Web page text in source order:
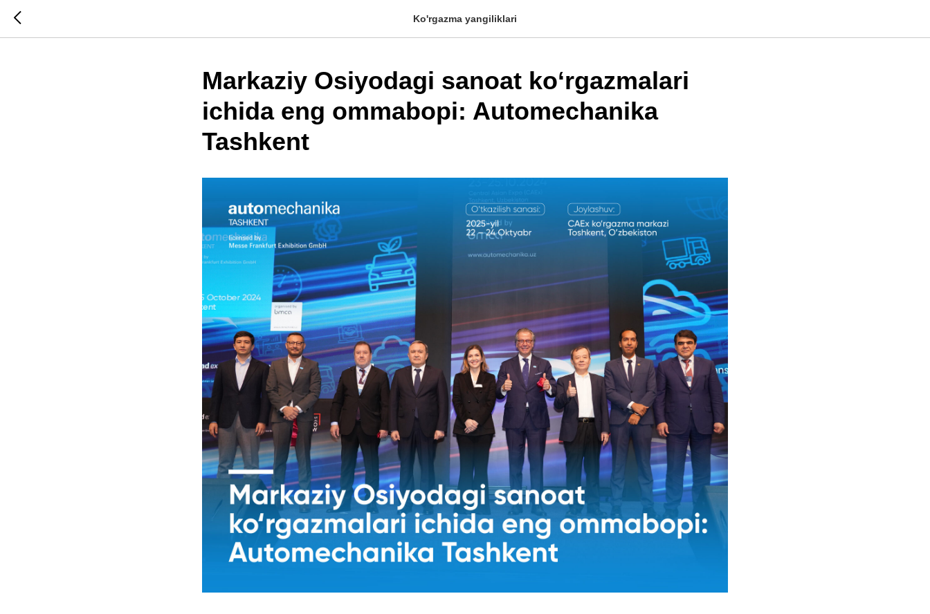
Ko'rgazma yangiliklari
Markaziy Osiyodagi sanoat ko‘rgazmalari
ichida eng ommabopi: Automechanika
Tashkent